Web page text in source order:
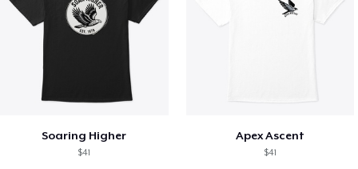
Soaring Higher
$41
Apex Ascent
$41